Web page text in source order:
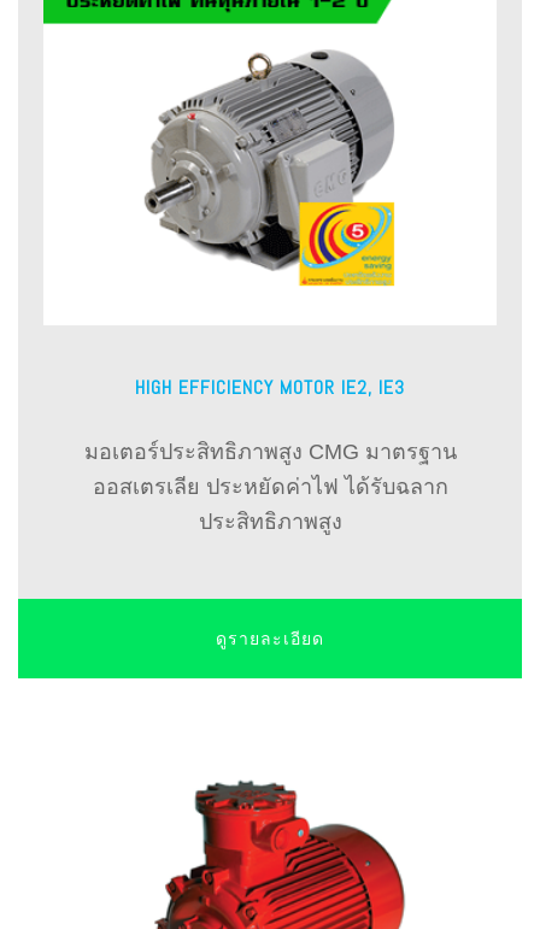
HIGH EFFICIENCY MOTOR IE2, IE3
มอเตอร์ประสิทธิภาพสูง CMG มาตรฐาน
ออสเตรเลีย ประหยัดค่าไฟ ได้รับฉลาก
ประสิทธิภาพสูง
ดูรายละเอียด